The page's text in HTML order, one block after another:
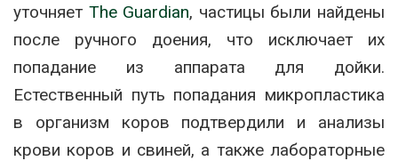
уточняет The Guardian, частицы были найдены
после ручного доения, что исключает их
попадание из аппарата для дойки.
Естественный путь попадания микропластика
в организм коров подтвердили и анализы
крови коров и свиней, а также лабораторные